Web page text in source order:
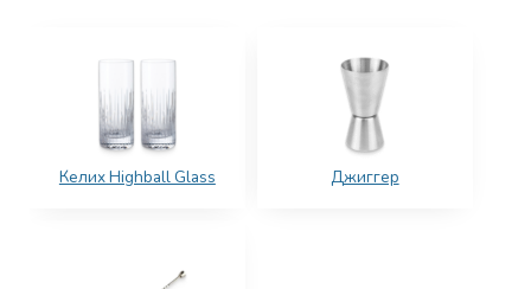
Келих Highball Glass Джиггер